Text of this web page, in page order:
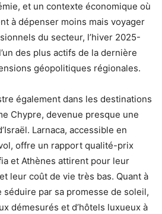
et un contexte économique où
à dépenser moins mais voyager
du secteur, l’hiver 2025-
des plus actifs de la dernière
géopolitiques régionales.
également dans les destinations
Chypre, devenue presque une
Larnaca, accessible en
offre un rapport qualité-prix
et Athènes attirent pour leur
leur coût de vie très bas. Quant à
séduire par sa promesse de soleil,
démesurés et d’hôtels luxueux à